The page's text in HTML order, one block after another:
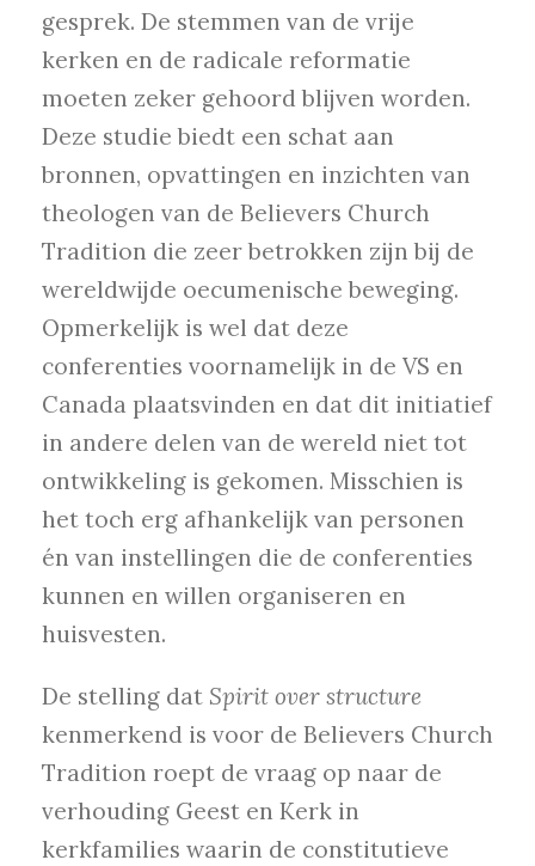
gesprek. De stemmen van de vrije
kerken en de radicale reformatie
moeten zeker gehoord blijven worden.
Deze studie biedt een schat aan
bronnen, opvattingen en inzichten van
theologen van de Believers Church
Tradition die zeer betrokken zijn bij de
wereldwijde oecumenische beweging.
Opmerkelijk is wel dat deze
conferenties voornamelijk in de VS en
Canada plaatsvinden en dat dit initiatief
in andere delen van de wereld niet tot
ontwikkeling is gekomen. Misschien is
het toch erg afhankelijk van personen
én van instellingen die de conferenties
kunnen en willen organiseren en
huisvesten.
De stelling dat Spirit over structure
kenmerkend is voor de Believers Church
Tradition roept de vraag op naar de
verhouding Geest en Kerk in
kerkfamilies waarin de constitutieve